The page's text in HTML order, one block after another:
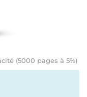
(5000 pages à 5%)